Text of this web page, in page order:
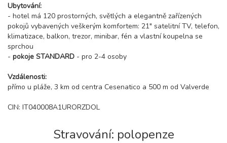
Ubytování:
- hotel má 120 prostorných, světlých a elegantně zařízených
pokojů vybavených veškerým komfortem: 21" satelitní TV, telefon,
klimatizace, balkon, trezor, minibar, fén a vlastní koupelna se
sprchou
- pokoje STANDARD - pro 2-4 osoby
Vzdálenosti:
přímo u pláže, 3 km od centra Cesenatico a 500 m od Valverde
CIN: IT040008A1URORZDOL
Stravování: polopenze